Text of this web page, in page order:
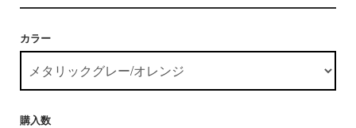
カラー
購入数